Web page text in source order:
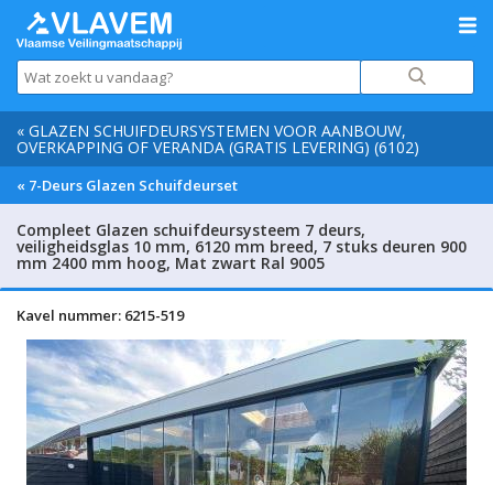
« GLAZEN SCHUIFDEURSYSTEMEN VOOR AANBOUW,
OVERKAPPING OF VERANDA (GRATIS LEVERING) (6102)
« 7-Deurs Glazen Schuifdeurset
Compleet Glazen schuifdeursysteem 7 deurs,
veiligheidsglas 10 mm, 6120 mm breed, 7 stuks deuren 900
mm 2400 mm hoog, Mat zwart Ral 9005
Kavel nummer: 6215-519